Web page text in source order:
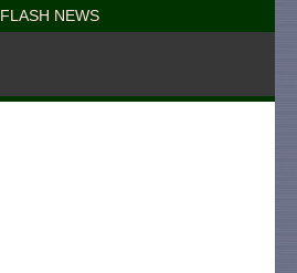
FLASH NEWS